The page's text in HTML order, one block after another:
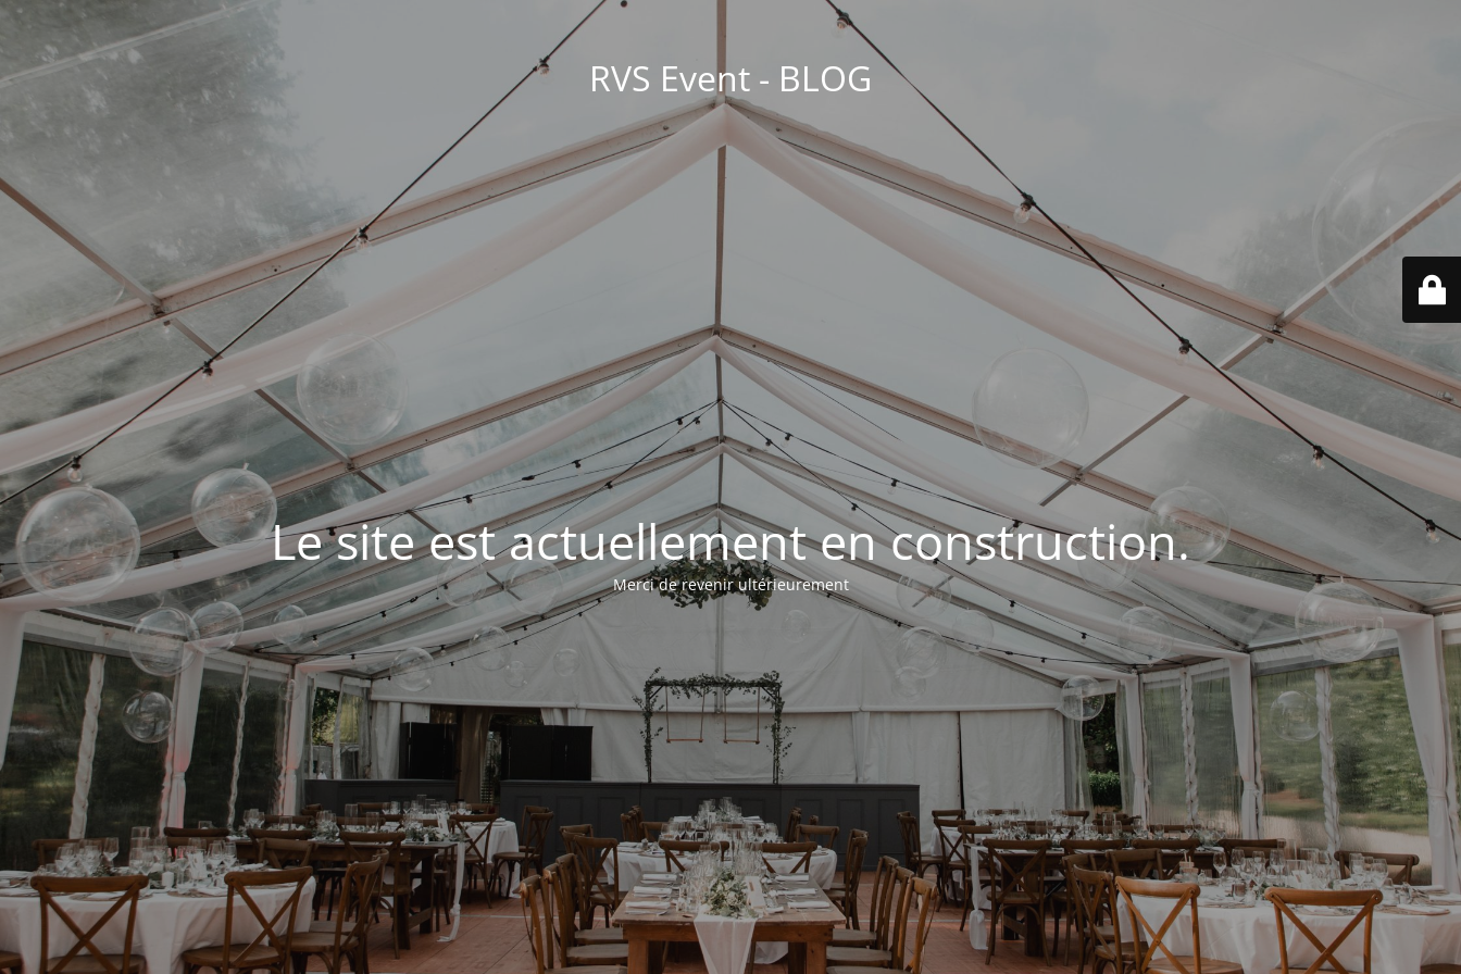
RVS Event - BLOG
Le site est actuellement en construction.
Merci de revenir ultérieurement